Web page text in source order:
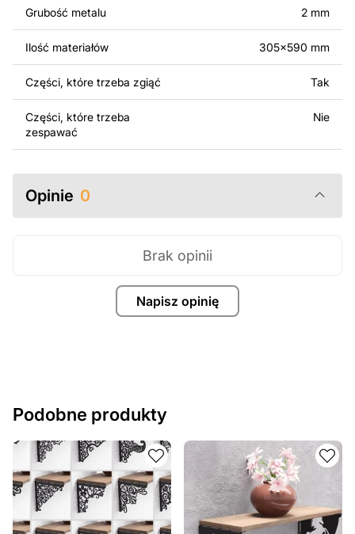
poprzez dodanie tekstu, obrazów lub logo Twojej firmy
potrzeb. Jeśli potrzebujesz indywidualnego projektu
metalowego produktu, skontaktuj się z nami.
Jeśli masz jakiekolwiek pytania lub potrzebujesz
pomocy, skontaktuj się z nami w dowolnym momencie –
Grubość metalu 2 mm
Ilość materiałów 305x590 mm
Części, które trzeba zgiąć Tak
Części, które trzeba
zespawać
Nie
Opinie 0
Napisz opinię
Brak opinii
Podobne produkty